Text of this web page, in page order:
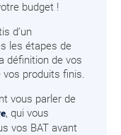
budget !
d’un
les étapes de
définition de vos
vos produits finis.
vous parler de
, qui vous
vos BAT avant